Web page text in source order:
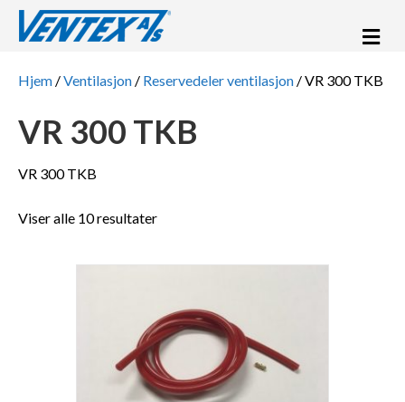
Hjem /Ventilasjon / Reservedeler ventilasjon / VR 300 TKB
VR 300 TKB
VR 300 TKB
Viser alle 10 resultater